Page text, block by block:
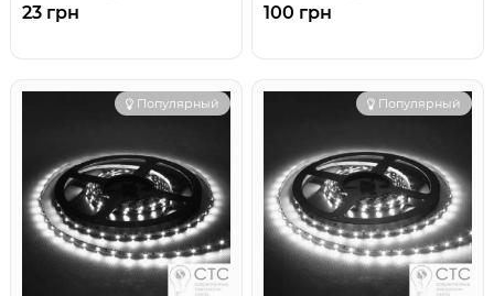
23 грн 100 грн
Популярный Популярный